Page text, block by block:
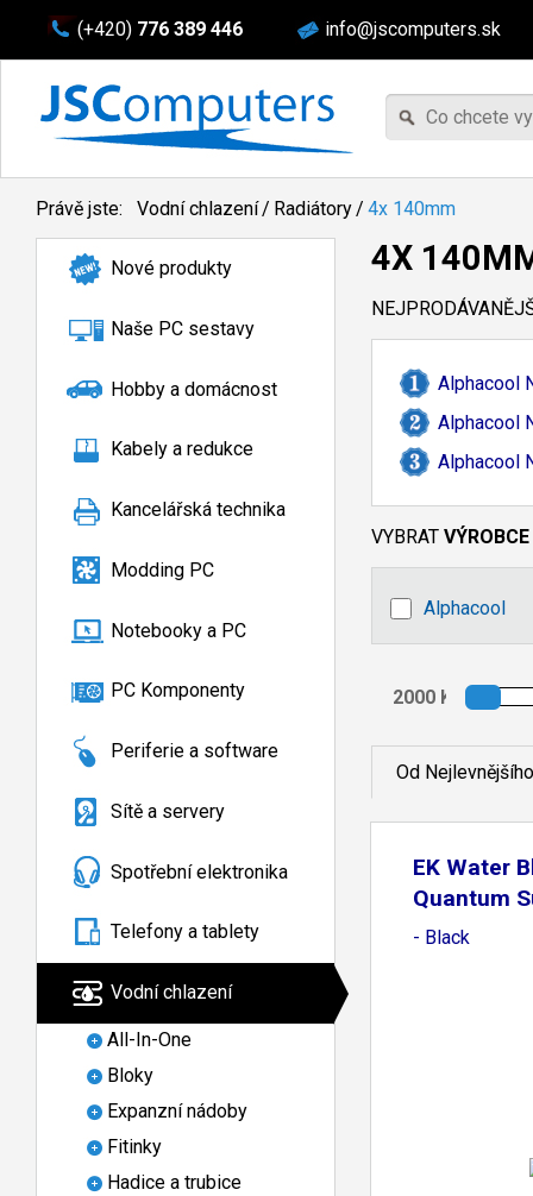
(+420) 776 389 446 info@jscomputers.sk
Právě jste: Vodní chlazení/ Radiátory/ 4x 140mm
Nové produkty
Naše PC sestavy
Hobby a domácnost
Kabely a redukce
Kancelářská technika
Modding PC
Notebooky a PC
PC Komponenty
Periferie a software
Sítě a servery
Spotřební elektronika
Telefony a tablety
Vodní chlazení
All-In-One
Bloky
Expanzní nádoby
Fitinky
Hadice a trubice
4X
Alphacool
Alphacool
Alphacool
VYBRAT VÝROBCE
Alphacool
Od Nejlevnějšího
EK Water
Quantum
- Black